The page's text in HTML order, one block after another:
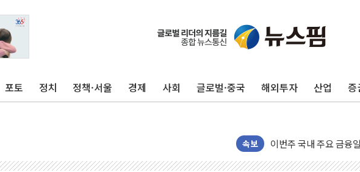
포토 정치 정책·서울 경제 사회 글로벌·중국 해외투자 산업 증
속보
김민석, 2주차 제주·인
인사하는 김민석 당대표
[속보] 민주, 인천 경선
[속보] 민주, 제주 경선
美, 이란전 출구전략 만
강릉·동해·삼척 시간